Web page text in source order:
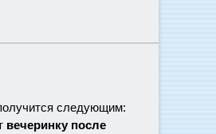
следующим:
вечеринку после